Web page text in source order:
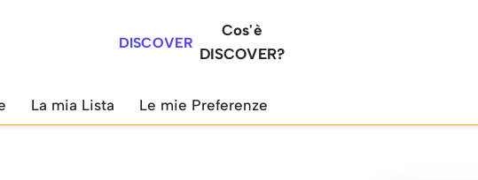
DISCOVER
Cos'è
DISCOVER?
La mia Lista Le mie Preferenze